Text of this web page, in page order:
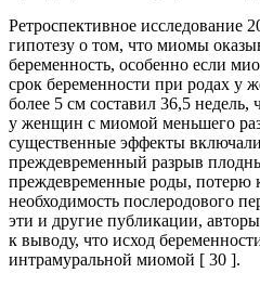
Ретроспективное исследование
гипотезу о том, что миомы
беременность, особенно если
срок беременности при родах у
более 5 см составил 36,5 недель,
у женщин с миомой меньшего
существенные эффекты
преждевременный разрыв
преждевременные роды, потерю
необходимость послеродового
эти и другие публикации,
к выводу, что исход
интрамуральной миомой [ 30 ].